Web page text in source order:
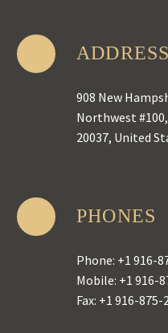
ADDRESS
908 New
Northwest
20037, United
PHONES
Phone: +1 916-
Mobile: +1 916-
Fax: +1 916-875-